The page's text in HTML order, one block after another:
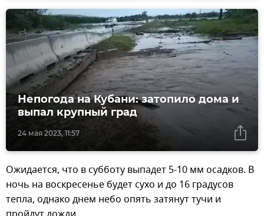
24 мая 2023, 11:57
Непогода на Кубани: затопило дома и
выпал крупный град
Ожидается, что в субботу выпадет 5-10 мм осадков. В
ночь на воскресенье будет сухо и до 16 градусов
тепла, однако днем небо опять затянут тучи и